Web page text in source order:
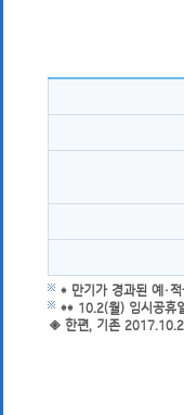
* 만기가 경과된 예・
** 10.2(월) 임시공휴
◈ 한편, 기존